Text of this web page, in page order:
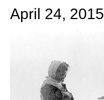
April 24, 2015